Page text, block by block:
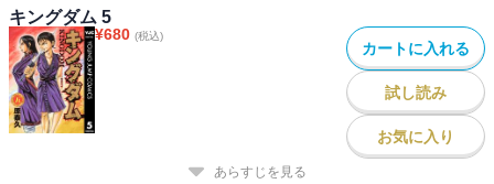
キングダム 5
¥680 (税込)
カートに入れる
試し読み
お気に入り
あらすじを見る